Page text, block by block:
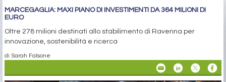
MARCEGAGLIA: MAXI PIANO DI INVESTIMENTI DA 364 MILIONI DI
EURO
Oltre 278 milioni destinati allo stabilimento di Ravenna per
innovazione, sostenibilità e ricerca
di Sarah Falsone